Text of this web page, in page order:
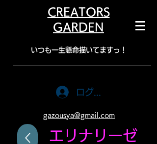
CREATORS
GARDEN
​いつも一生懸命描いてますっ！
ログイン
gazousya@gmail.com
​エリナリーゼ